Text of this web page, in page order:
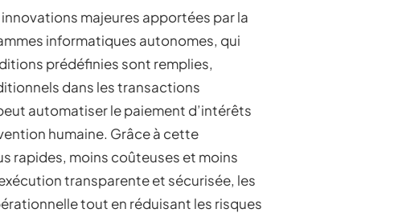
majeures apportées par la
informatiques autonomes, qui
prédéfinies sont remplies,
dans les transactions
automatiser le paiement d’intérêts
humaine. Grâce à cette
rapides, moins coûteuses et moins
transparente et sécurisée, les
tout en réduisant les risques